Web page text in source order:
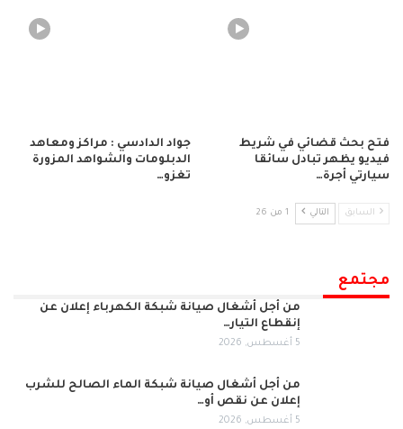
فتح بحث قضائي في شريط
فيديو يظهر تبادل سائقا
سيارتي أجرة…
جواد الدادسي : مراكز ومعاهد
الدبلومات والشواهد المزورة
تغزو…
السابق التالي 1 من 26
مجتمع
من أجل أشغال صيانة شبكة الكهرباء إعلان عن
إنقطاع التيار…
5 أغسطس, 2026
من أجل أشغال صيانة شبكة الماء الصالح للشرب
إعلان عن نقص أو…
5 أغسطس, 2026